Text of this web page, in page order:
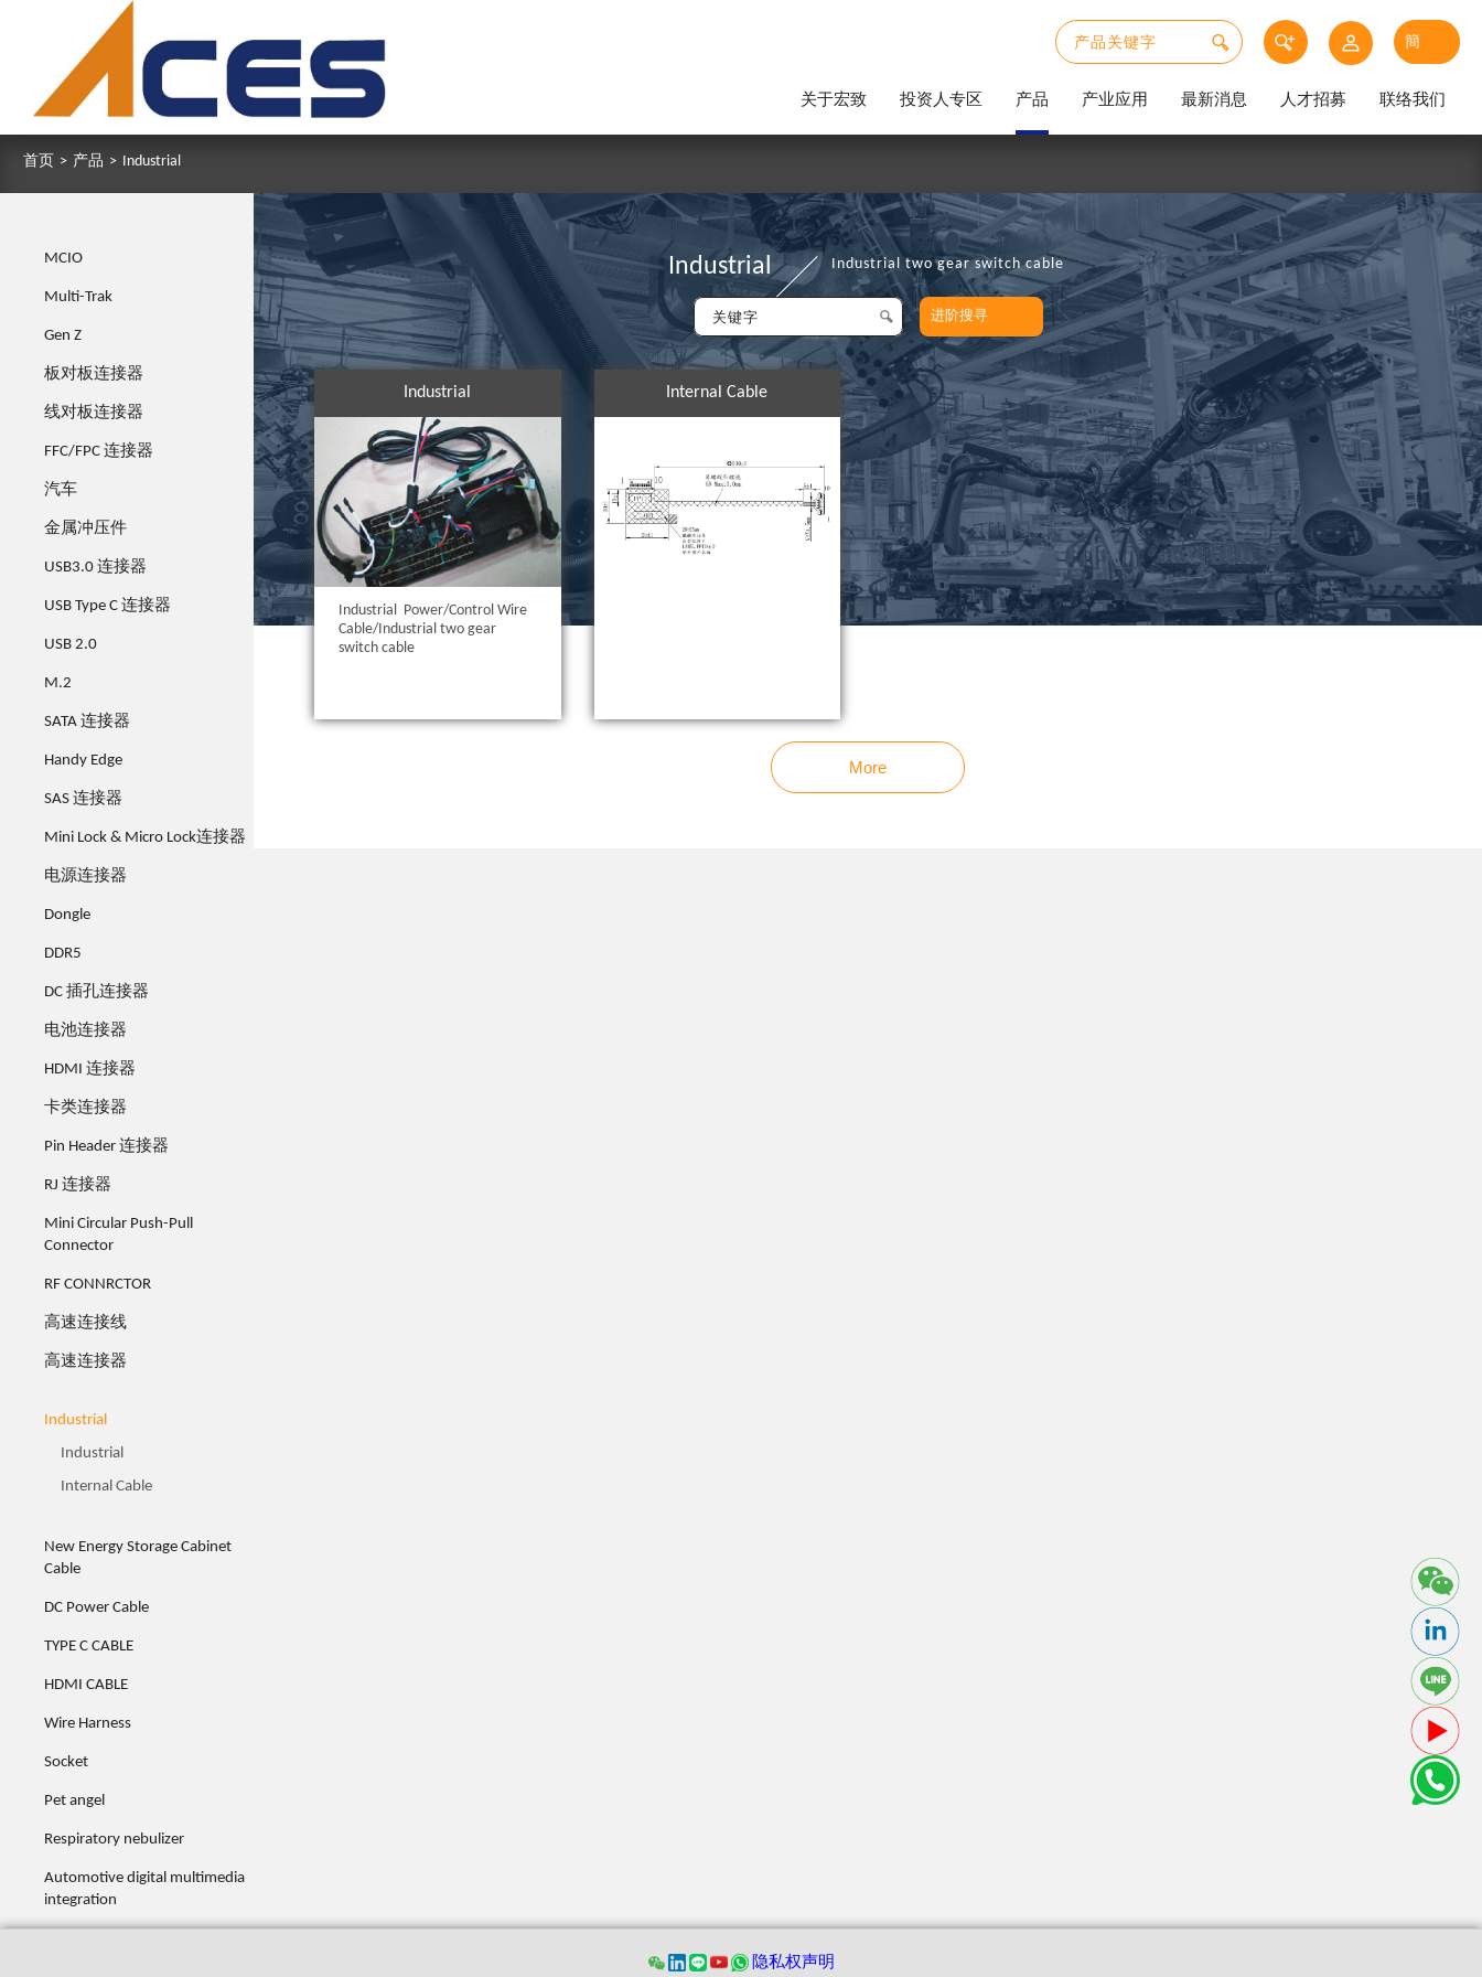
关于宏致 投资人专区 产品 产业应用 最新消息 人才招募 联络我们
首页 > 产品 > Industrial
MCIO
Multi-Trak
Gen Z
板对板连接器
线对板连接器
FFC/FPC 连接器
汽车
金属冲压件
USB3.0 连接器
USB Type C 连接器
USB 2.0
M.2
SATA 连接器
Handy Edge
SAS 连接器
Mini Lock & Micro Lock连接器
电源连接器
Dongle
DDR5
DC 插孔连接器
电池连接器
HDMI 连接器
卡类连接器
Pin Header 连接器
RJ 连接器
Mini Circular Push-Pull
Connector
RF CONNRCTOR
高速连接线
高速连接器
Industrial
Industrial
Internal Cable
New Energy Storage Cabinet
Cable
DC Power Cable
TYPE C CABLE
HDMI CABLE
Wire Harness
Socket
Pet angel
Respiratory nebulizer
Automotive digital multimedia
integration
Industrial Industrial two gear switch cable
进阶搜寻
Industrial
Industrial Power/Control Wire
Cable/Industrial two gear
switch cable
Internal Cable
More
隐私权声明